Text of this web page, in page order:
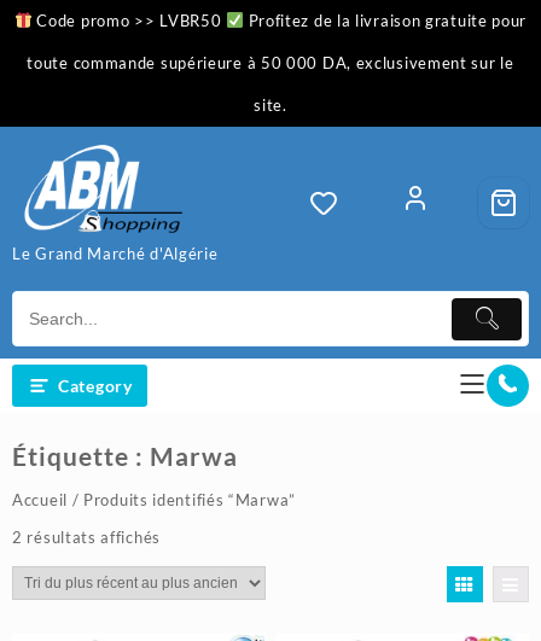
Skip
content
Code promo >> LVBR50 Profitez de la livraison gratuite pour
toute commande supérieure à 50 000 DA, exclusivement sur le
site.
Le Grand Marché d'Algérie
Category
Étiquette : Marwa
Accueil / Produits identifiés “Marwa”
2 résultats affichés
du
plus